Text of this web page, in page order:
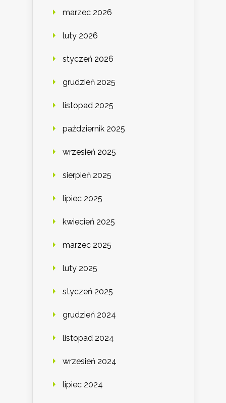
marzec 2026
luty 2026
styczeń 2026
grudzień 2025
listopad 2025
październik 2025
wrzesień 2025
sierpień 2025
lipiec 2025
kwiecień 2025
marzec 2025
luty 2025
styczeń 2025
grudzień 2024
listopad 2024
wrzesień 2024
lipiec 2024